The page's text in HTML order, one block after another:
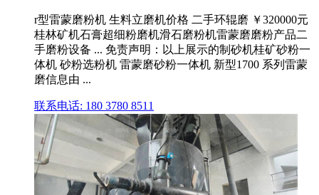
r型雷蒙磨粉机 生料立磨机价格 二手环辊磨 ￥320000元
桂林矿机石膏超细粉磨机滑石磨粉机雷蒙磨磨粉产品二
手磨粉设备 ... 免责声明：以上展示的制砂机桂矿砂粉一
体机 砂粉选粉机 雷蒙磨砂粉一体机 新型1700 系列雷蒙
磨信息由 ...
联系电话: 180 3780 8511